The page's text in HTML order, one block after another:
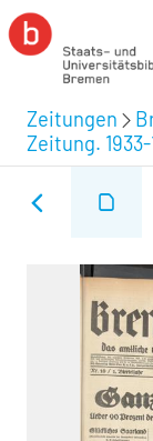
Zeitungen
Zeitung. 1933-